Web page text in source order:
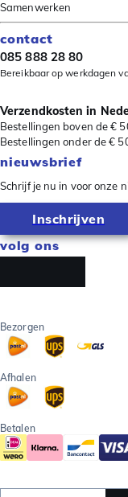
Samenwerken
contact
085 888 28 80
Bereikbaar op werkdagen
Verzendkosten in
Bestellingen boven de €
Bestellingen onder de €
nieuwsbrief
Schrijf je nu in voor onze
Inschrijven
volg ons
Bezorgen
Afhalen
Betalen